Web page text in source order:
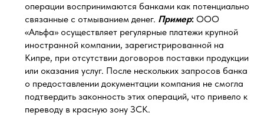
операции воспринимаются банками как потенциально
связанные с отмыванием денег. Пример: ООО
«Альфа» осуществляет регулярные платежи крупной
иностранной компании, зарегистрированной на
Кипре, при отсутствии договоров поставки продукции
или оказания услуг. После нескольких запросов банка
о предоставлении документации компания не смогла
подтвердить законность этих операций, что привело к
переводу в красную зону ЗСК.